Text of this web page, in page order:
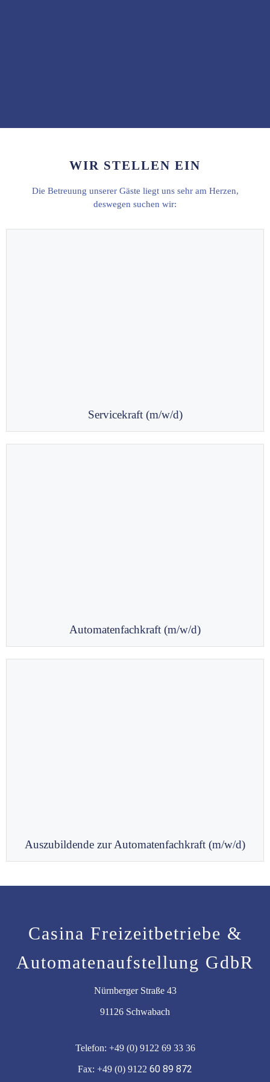
WIR STELLEN EIN
Die Betreuung unserer Gäste liegt uns sehr am Herzen,
deswegen suchen wir:
Servicekraft (m/w/d)
Automatenfachkraft (m/w/d)
Auszubildende zur Automatenfachkraft (m/w/d)
Casina Freizeitbetriebe &
Automatenaufstellung GdbR
Nürnberger Straße 43
91126 Schwabach
Telefon: +49 (0) 9122 69 33 36
Fax: +49 (0) 9122 60 89 872